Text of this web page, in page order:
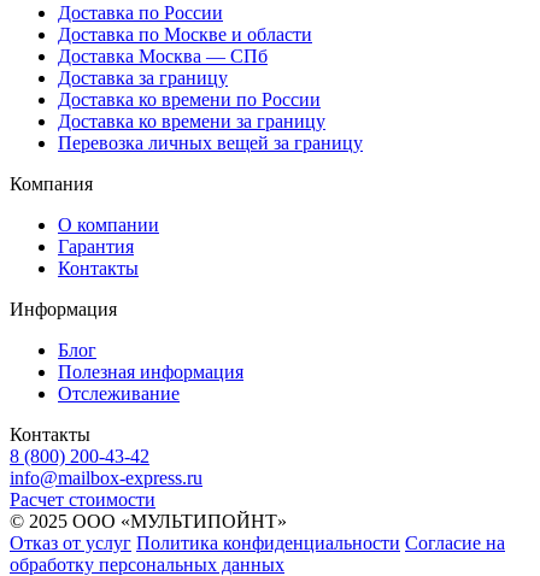
Доставка по России
Доставка по Москве и области
Доставка Москва — СПб
Доставка за границу
Доставка ко времени по России
Доставка ко времени за границу
Перевозка личных вещей за границу
Компания
О компании
Гарантия
Контакты
Информация
Блог
Полезная информация
Отслеживание
Контакты
8 (800) 200-43-42
info@mailbox-express.ru
Расчет стоимости
© 2025 ООО «МУЛЬТИПОЙНТ»
Отказ от услуг Политика конфиденциальности Согласие на
обработку персональных данных